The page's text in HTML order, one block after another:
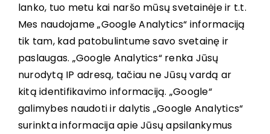
lanko, tuo metu kai naršo mūsų svetainėje ir t.t.
Mes naudojame „Google Analytics“ informaciją
tik tam, kad patobulintume savo svetainę ir
paslaugas. „Google Analytics“ renka Jūsų
nurodytą IP adresą, tačiau ne Jūsų vardą ar
kitą identifikavimo informaciją. „Google“
galimybes naudoti ir dalytis „Google Analytics“
surinkta informacija apie Jūsų apsilankymus